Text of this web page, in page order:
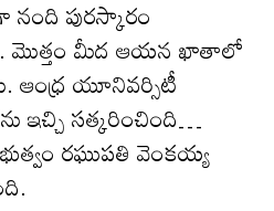
పురస్కారం
మొత్తం మీద ఆయన ఖాతాలో
ఆంధ్ర యూనివర్సిటీ
ఇచ్చి సత్కరించింది…
రఘుపతి వెంకయ్య